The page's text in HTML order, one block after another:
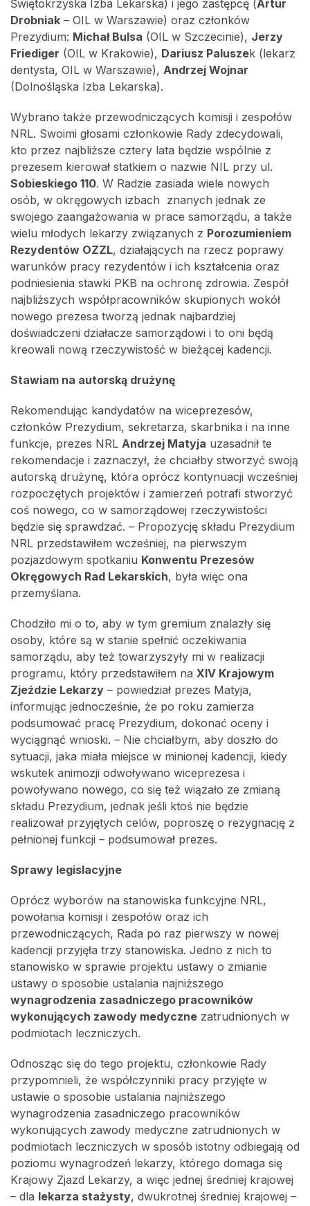
Świętokrzyska Izba Lekarska) i jego zastępcę (Artur
Drobniak – OIL w Warszawie) oraz członków
Prezydium: Michał Bulsa (OIL w Szczecinie), Jerzy
Friediger (OIL w Krakowie), Dariusz Paluszek (lekarz
dentysta, OIL w Warszawie), Andrzej Wojnar
(Dolnośląska Izba Lekarska).
Wybrano także przewodniczących komisji i zespołów
NRL. Swoimi głosami członkowie Rady zdecydowali,
kto przez najbliższe cztery lata będzie wspólnie z
prezesem kierował statkiem o nazwie NIL przy ul.
Sobieskiego 110. W Radzie zasiada wiele nowych
osób, w okręgowych izbach znanych jednak ze
swojego zaangażowania w prace samorządu, a także
wielu młodych lekarzy związanych z Porozumieniem
Rezydentów OZZL, działających na rzecz poprawy
warunków pracy rezydentów i ich kształcenia oraz
podniesienia stawki PKB na ochronę zdrowia. Zespół
najbliższych współpracowników skupionych wokół
nowego prezesa tworzą jednak najbardziej
doświadczeni działacze samorządowi i to oni będą
kreowali nową rzeczywistość w bieżącej kadencji.
Stawiam na autorską drużynę
Rekomendując kandydatów na wiceprezesów,
członków Prezydium, sekretarza, skarbnika i na inne
funkcje, prezes NRL Andrzej Matyja uzasadnił te
rekomendacje i zaznaczył, że chciałby stworzyć swoją
autorską drużynę, która oprócz kontynuacji wcześniej
rozpoczętych projektów i zamierzeń potrafi stworzyć
coś nowego, co w samorządowej rzeczywistości
będzie się sprawdzać. – Propozycję składu Prezydium
NRL przedstawiłem wcześniej, na pierwszym
pozjazdowym spotkaniu Konwentu Prezesów
Okręgowych Rad Lekarskich, była więc ona
przemyślana.
Chodziło mi o to, aby w tym gremium znalazły się
osoby, które są w stanie spełnić oczekiwania
samorządu, aby też towarzyszyły mi w realizacji
programu, który przedstawiłem na XIV Krajowym
Zjeździe Lekarzy – powiedział prezes Matyja,
informując jednocześnie, że po roku zamierza
podsumować pracę Prezydium, dokonać oceny i
wyciągnąć wnioski. – Nie chciałbym, aby doszło do
sytuacji, jaka miała miejsce w minionej kadencji, kiedy
wskutek animozji odwoływano wiceprezesa i
powoływano nowego, co się też wiązało ze zmianą
składu Prezydium, jednak jeśli ktoś nie będzie
realizował przyjętych celów, poproszę o rezygnację z
pełnionej funkcji – podsumował prezes.
Sprawy legislacyjne
Oprócz wyborów na stanowiska funkcyjne NRL,
powołania komisji i zespołów oraz ich
przewodniczących, Rada po raz pierwszy w nowej
kadencji przyjęła trzy stanowiska. Jedno z nich to
stanowisko w sprawie projektu ustawy o zmianie
ustawy o sposobie ustalania najniższego
wynagrodzenia zasadniczego pracowników
wykonujących zawody medyczne zatrudnionych w
podmiotach leczniczych.
Odnosząc się do tego projektu, członkowie Rady
przypomnieli, że współczynniki pracy przyjęte w
ustawie o sposobie ustalania najniższego
wynagrodzenia zasadniczego pracowników
wykonujących zawody medyczne zatrudnionych w
podmiotach leczniczych w sposób istotny odbiegają od
poziomu wynagrodzeń lekarzy, którego domaga się
Krajowy Zjazd Lekarzy, a więc jednej średniej krajowej
– dla lekarza stażysty, dwukrotnej średniej krajowej –